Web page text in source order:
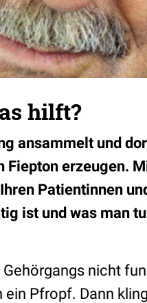
hilft?
ansammelt und
Fiepton erzeugen.
Patientinnen
ist und was man
nicht
Pfropf. Dann